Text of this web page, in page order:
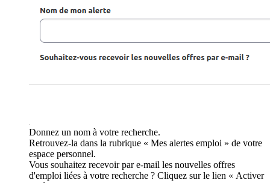
Donnez un nom à votre recherche.
Retrouvez-la dans la rubrique « Mes alertes emploi » de votre
espace personnel.
Vous souhaitez recevoir par e-mail les nouvelles offres
d'emploi liées à votre recherche ? Cliquez sur le lien « Activer